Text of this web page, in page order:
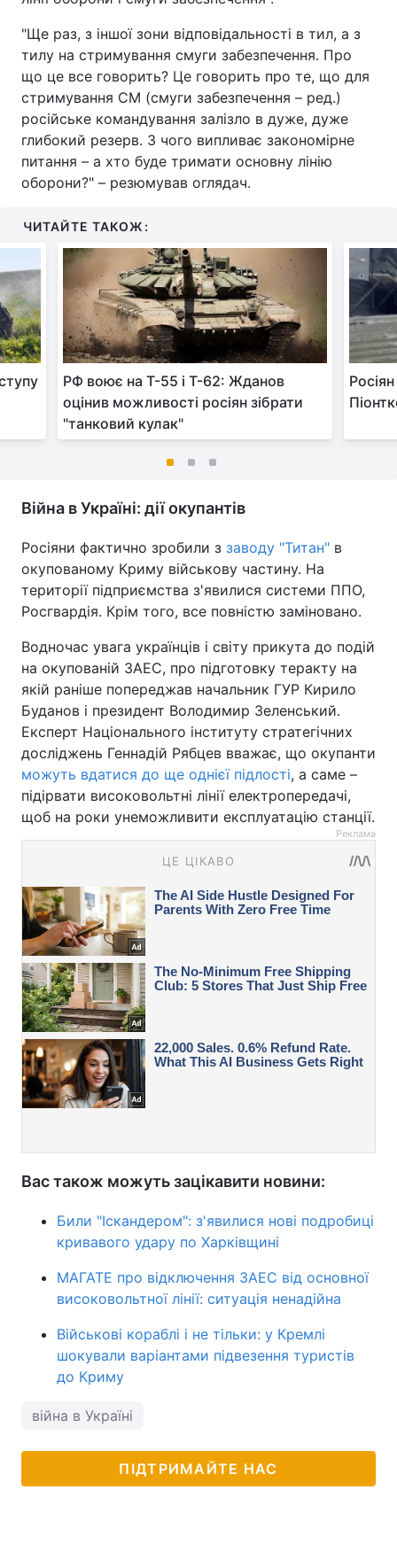
"Ще раз, з іншої зони відповідальності в тил, а з
тилу на стримування смуги забезпечення. Про
що це все говорить? Це говорить про те, що для
стримування СМ (смуги забезпечення – ред.)
російське командування залізло в дуже, дуже
глибокий резерв. З чого випливає закономірне
питання – а хто буде тримати основну лінію
оборони?" – резюмував оглядач.
ЧИТАЙТЕ ТАКОЖ:
РФ воює на Т-55 і Т-62: Жданов
оцінив можливості росіян зібрати
"танковий кулак"
Війна в Україні: дії окупантів
Росіяни фактично зробили з заводу "Титан" в
окупованому Криму військову частину. На
території підприємства з'явилися системи ППО,
Росгвардія. Крім того, все повністю заміновано.
Водночас увага українців і світу прикута до подій
на окупованій ЗАЕС, про підготовку теракту на
якій раніше попереджав начальник ГУР Кирило
Буданов і президент Володимир Зеленський.
Експерт Національного інституту стратегічних
досліджень Геннадій Рябцев вважає, що окупанти
можуть вдатися до ще однієї підлості, а саме –
підірвати високовольтні лінії електропередачі,
щоб на роки унеможливити експлуатацію станції.
Реклама
Вас також можуть зацікавити новини:
Били "Іскандером": з'явилися нові подробиці
кривавого удару по Харківщині
МАГАТЕ про відключення ЗАЕС від основної
високовольтної лінії: ситуація ненадійна
Військові кораблі і не тільки: у Кремлі
шокували варіантами підвезення туристів
до Криму
війна в Україні
ПІДТРИМАЙТЕ НАС